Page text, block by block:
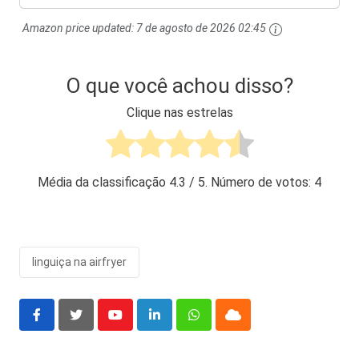
Amazon price updated: 7 de agosto de 2026 02:45
O que você achou disso?
Clique nas estrelas
Média da classificação 4.3 / 5. Número de votos: 4
linguiça na airfryer
YoutubeLinkedInWhatsappCloud